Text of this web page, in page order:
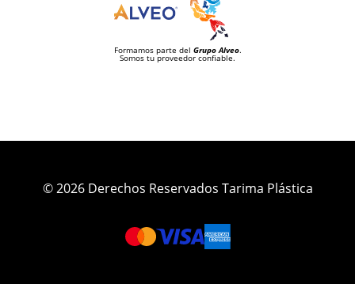
Formamos parte del Grupo Alveo.
Somos tu proveedor confiable.
© 2026 Derechos Reservados Tarima Plástica